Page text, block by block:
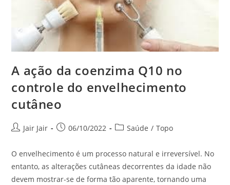
A ação da coenzima Q10 no
controle do envelhecimento
cutâneo
Jair Jair 06/10/2022 Saúde / Topo
O envelhecimento é um processo natural e irreversível. No
entanto, as alterações cutâneas decorrentes da idade não
devem mostrar-se de forma tão aparente, tornando uma